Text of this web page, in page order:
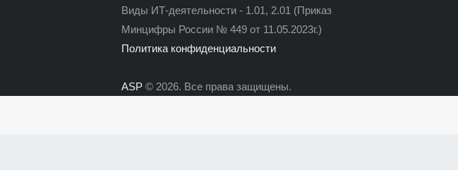
Виды ИТ-деятельности - 1.01, 2.01 (Приказ
Минцифры России № 449 от 11.05.2023г.)
Политика конфиденциальности
ASP © 2026. Все права защищены.